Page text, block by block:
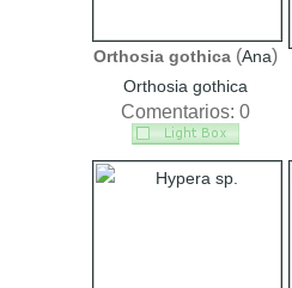
Orthosia gothica (Ana)
Orthosia gothica
Comentarios: 0